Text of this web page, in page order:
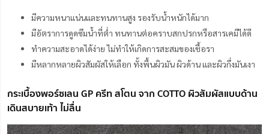
มีความหนาแน่นและทนทานสูง รองรับน้ำหนักได้มาก
มีอัตราการดูดซึมน้ำที่ต่ำ ทนทานต่อคราบสกปรกหรือสารเคมีได้ดี
ทำความสะอาดได้ง่าย ไม่ทำให้เกิดการสะสมของเชื้อรา
มีหลากหลายผิวสัมผัสให้เลือก ทั้งพื้นผิวมัน ผิวด้าน และผิวกึ่งมันเงา
กระเบื้องพอร์ซเลน GP ครีท สโตน จาก COTTO ผิวสัมผัสแบบด้าน
เดินสบายเท้า ไม่ลื่น